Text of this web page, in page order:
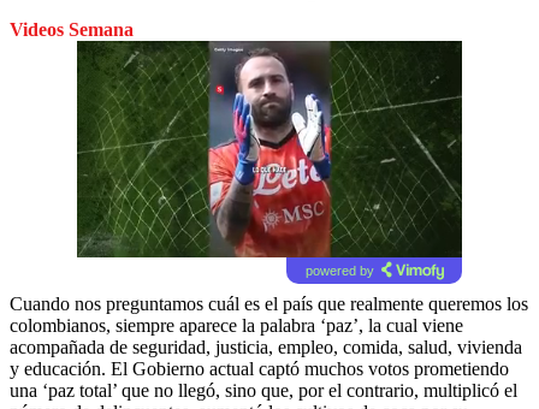
Videos Semana
powered by
Cuando nos preguntamos cuál es el país que realmente queremos los
colombianos, siempre aparece la palabra ‘paz’, la cual viene
acompañada de seguridad, justicia, empleo, comida, salud, vivienda
y educación. El Gobierno actual captó muchos votos prometiendo
una ‘paz total’ que no llegó, sino que, por el contrario, multiplicó el